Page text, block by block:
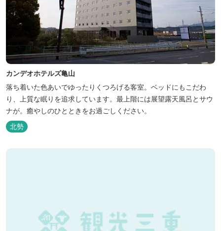
カンデオホテルズ亀山
落ち着いた色あいでゆったりくつろげる客室。ベッドにもこだわ
り、上質な眠りを追求しています。最上階には展望露天風呂とサウ
ナが。癒やしのひとときをお過ごしください。
北勢